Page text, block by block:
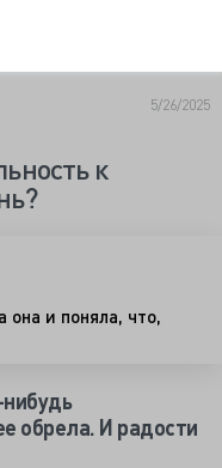
5/26/2025
к
она и поняла, что,
обрела. И радости